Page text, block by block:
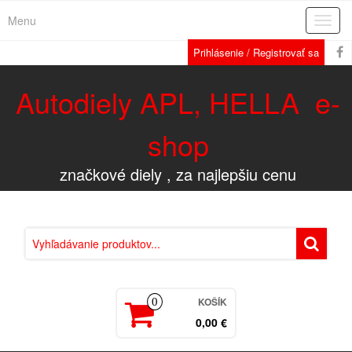
Menu
Prihlásenie / Registrovať sa
Autodiely APL, HELLA e-
shop
značkové diely , za najlepšiu cenu
0 KOŠÍK
0,00 €